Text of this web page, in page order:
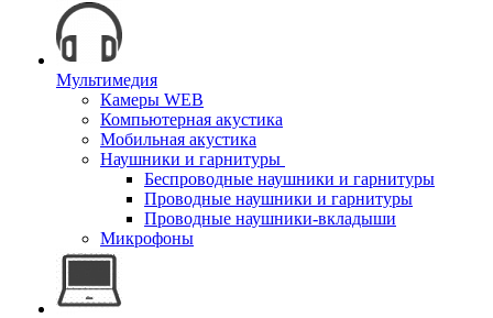
Мультимедия
Камеры WEB
Компьютерная акустика
Мобильная акустика
Наушники и гарнитуры
Беспроводные наушники и гарнитуры
Проводные наушники и гарнитуры
Проводные наушники-вкладыши
Микрофоны